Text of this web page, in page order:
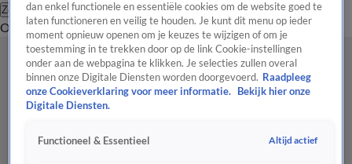
Zoeken
OverzichtRegioUitzendingenWeerTip de redactiePanelVideo's
dan enkel functionele en essentiële cookies om de website goed te
laten functioneren en veilig te houden. Je kunt dit menu op ieder
moment opnieuw openen om je keuzes te wijzigen of om je
toestemming in te trekken door op de link Cookie-instellingen
onder aan de webpagina te klikken. Je selecties zullen overal
binnen onze Digitale Diensten worden doorgevoerd. Raadpleeg
onze Cookieverklaring voor meer informatie.
Bekijk hier onze
Digitale Diensten.
Functioneel & Essentieel Altijd actief